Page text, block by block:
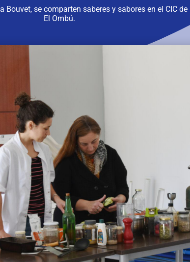
Bouvet, se comparten saberes y sabores en el CIC de
El Ombú.